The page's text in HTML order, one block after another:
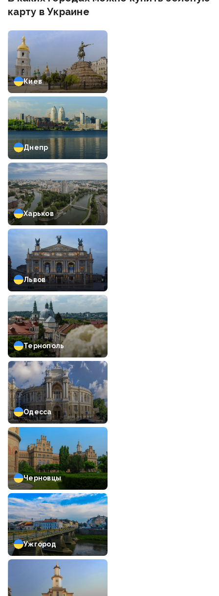
карту в Украине
Киев
Днепр
Харьков
Львов
Тернополь
Одесса
Черновцы
Ужгород